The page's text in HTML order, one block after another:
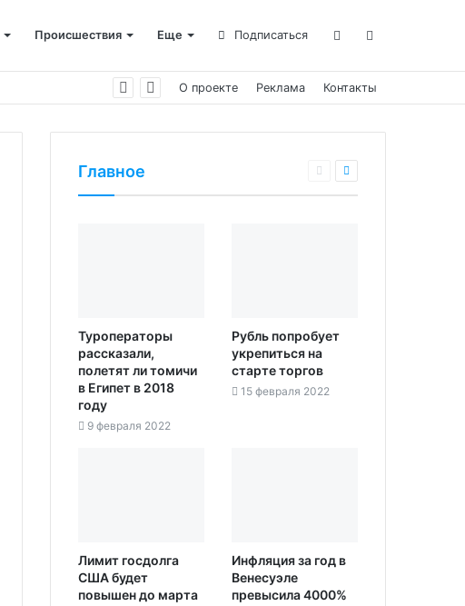
Происшествия Еще Подписаться
О проекте Реклама Контакты
Главное
Туроператоры
рассказали,
полетят ли томичи
в Египет в 2018
году
9 февраля 2022
Рубль попробует
укрепиться на
старте торгов‍
15 февраля 2022
Лимит госдолга
США будет
повышен до марта
Инфляция за год в
Венесуэле
превысила 4000%